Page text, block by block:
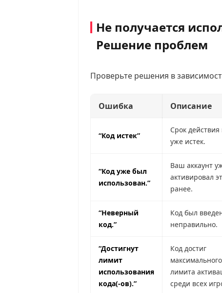
Не получается
Решение проблем
Проверьте решения в
Ошибка Описание
“Код истек”
Срок действия
уже истек.
“Код уже был
использован.”
Ваш аккаунт
активировал
ранее.
“Неверный
код.”
Код был
неправильно.
“Достигнут
лимит
использования
кода(-ов).”
Код достиг
максимального
лимита
среди всех